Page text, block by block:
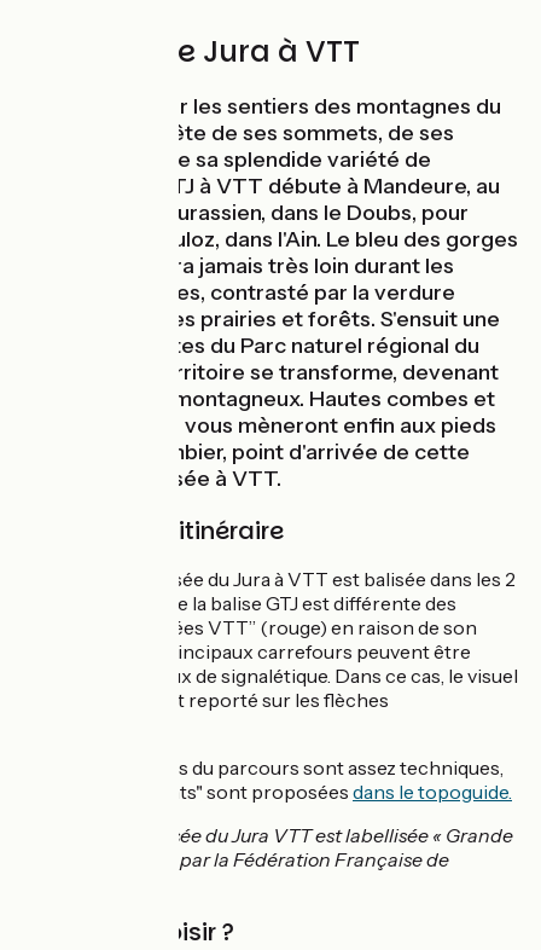
Découvrir le Jura à VTT
Élancez-vous sur les sentiers des montagnes du
Jura, à la conquête de ses sommets, de ses
panoramas et de sa splendide variété de
paysages. La GTJ à VTT débute à Mandeure, au
nord du massif jurassien, dans le Doubs, pour
rouler jusqu'à Culoz, dans l'Ain. Le bleu des gorges
du Doubs ne sera jamais très loin durant les
premières étapes, contrasté par la verdure
environnante des prairies et forêts. S'ensuit une
arrivée aux portes du Parc naturel régional du
Haut-Jura : le territoire se transforme, devenant
de plus en plus montagneux. Hautes combes et
grands espaces vous mèneront enfin aux pieds
du Grand Colombier, point d'arrivée de cette
sauvage traversée à VTT.
Balisage de l'itinéraire
La Grande Traversée du Jura à VTT est balisée dans les 2
sens. La couleur de la balise GTJ est différente des
“Grandes Traversées VTT” (rouge) en raison de son
antériorité. Les principaux carrefours peuvent être
équipés de poteaux de signalétique. Dans ce cas, le visuel
de balisage GTJ est reporté sur les flèches
Certaines sections du parcours sont assez techniques,
des variantes "lights" sont proposées dans le topoguide.
La Grande Traversée du Jura VTT est labellisée « Grande
Traversée VTT® » par la Fédération Française de
Quel vélo choisir ?